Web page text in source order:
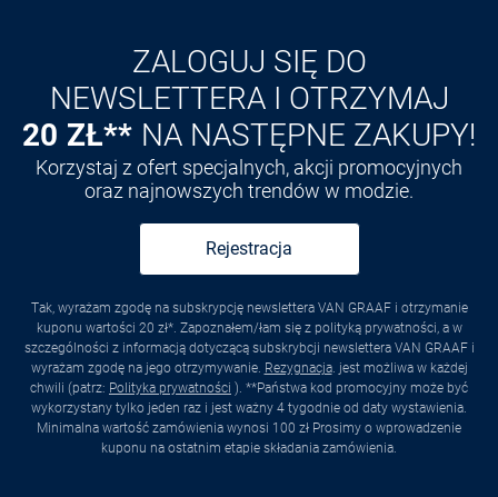
ZALOGUJ SIĘ DO
NEWSLETTERA I OTRZYMAJ
20 ZŁ** NA NASTĘPNE ZAKUPY!
Korzystaj z ofert specjalnych, akcji promocyjnych
oraz najnowszych trendów w modzie.
Rejestracja
Tak, wyrażam zgodę na subskrypcję newslettera VAN GRAAF i otrzymanie
kuponu wartości 20 zł*. Zapoznałem/łam się z polityką prywatności, a w
szczególności z informacją dotyczącą subskrybcji newslettera VAN GRAAF i
wyrażam zgodę na jego otrzymywanie. Rezygnacja. jest możliwa w każdej
chwili (patrz: Polityka prywatności ). **Państwa kod promocyjny może być
wykorzystany tylko jeden raz i jest ważny 4 tygodnie od daty wystawienia.
Minimalna wartość zamówienia wynosi 100 zł Prosimy o wprowadzenie
kuponu na ostatnim etapie składania zamówienia.